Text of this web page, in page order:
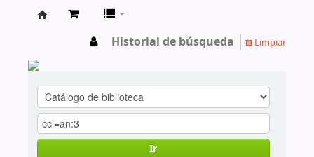
Historial de búsqueda Limpiar
Ir